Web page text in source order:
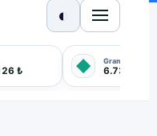
₺ ◆ Gram Altın
6.733,450
◐